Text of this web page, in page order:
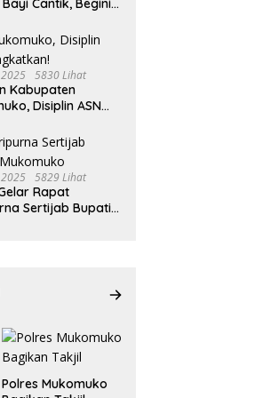
5830 Lihat
Kabupaten
Disiplin ASN
5829 Lihat
Rapat
Sertijab Bupati
Polres Mukomuko